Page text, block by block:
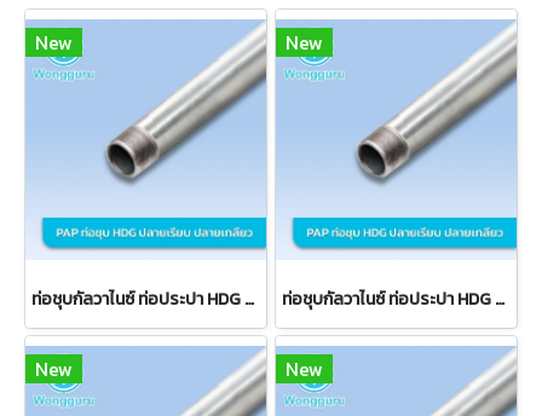
New
ท่อชุบกัลวาไนซ์ ท่อประปา HDG BS-M คาดน้ำเงิน ปลายเรียบ
New
ท่อชุบกัลวาไนซ์ ท่อประปา HDG BS-M คาดน้ำเงิน ปลายเกลียว
New New